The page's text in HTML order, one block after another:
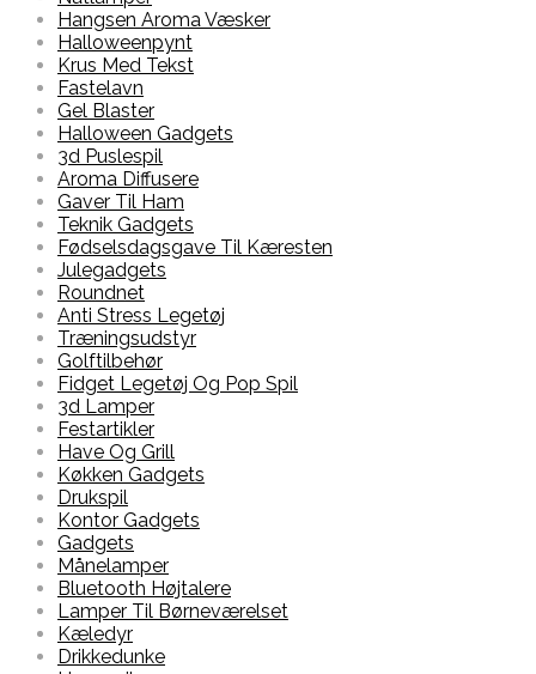
Hangsen Aroma Væsker
Halloweenpynt
Krus Med Tekst
Fastelavn
Gel Blaster
Halloween Gadgets
3d Puslespil
Aroma Diffusere
Gaver Til Ham
Teknik Gadgets
Fødselsdagsgave Til Kæresten
Julegadgets
Roundnet
Anti Stress Legetøj
Træningsudstyr
Golftilbehør
Fidget Legetøj Og Pop Spil
3d Lamper
Festartikler
Have Og Grill
Køkken Gadgets
Drukspil
Kontor Gadgets
Gadgets
Månelamper
Bluetooth Højtalere
Lamper Til Børneværelset
Kæledyr
Drikkedunke